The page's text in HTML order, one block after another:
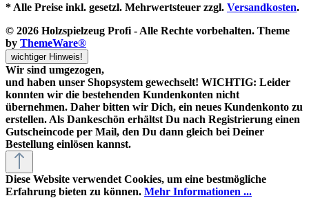
* Alle Preise inkl. gesetzl. Mehrwertsteuer zzgl. Versandkosten.
© 2026 Holzspielzeug Profi - Alle Rechte vorbehalten. Theme
by ThemeWare®
wichtiger Hinweis!
Wir sind umgezogen,
und haben unser Shopsystem gewechselt! WICHTIG: Leider
konnten wir die bestehenden Kundenkonten nicht
übernehmen. Daher bitten wir Dich, ein neues Kundenkonto zu
erstellen. Als Dankeschön erhältst Du nach Registrierung einen
Gutscheincode per Mail, den Du dann gleich bei Deiner
Bestellung einlösen kannst.
Diese Website verwendet Cookies, um eine bestmögliche
Erfahrung bieten zu können. Mehr Informationen ...